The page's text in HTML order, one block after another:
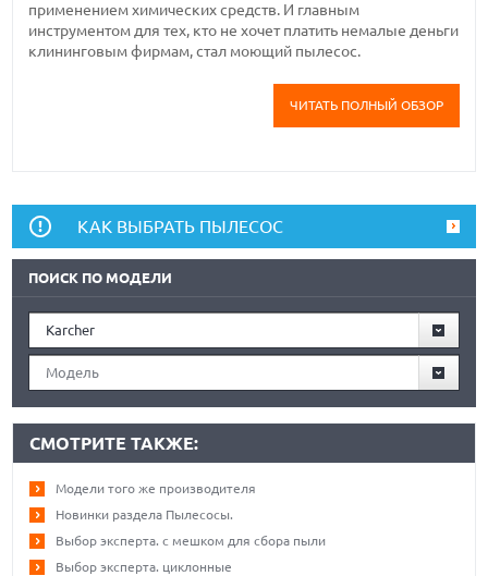
применением химических средств. И главным
инструментом для тех, кто не хочет платить немалые деньги
клининговым фирмам, стал моющий пылесос.
ЧИТАТЬ ПОЛНЫЙ ОБЗОР
КАК ВЫБРАТЬ ПЫЛЕСОС
ПОИСК ПО МОДЕЛИ
Karcher
Модель
СМОТРИТЕ ТАКЖЕ:
Модели того же производителя
Новинки раздела Пылесосы.
Выбор эксперта. с мешком для сбора пыли
Выбор эксперта. циклонные